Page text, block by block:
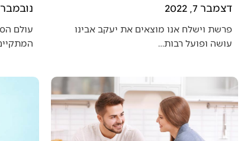
דצמבר 7, 2022
פרשת וישלח אנו מוצאים את יעקב אבינו
עושה ופועל רבות…
נובמבר 30, 2022
עולם